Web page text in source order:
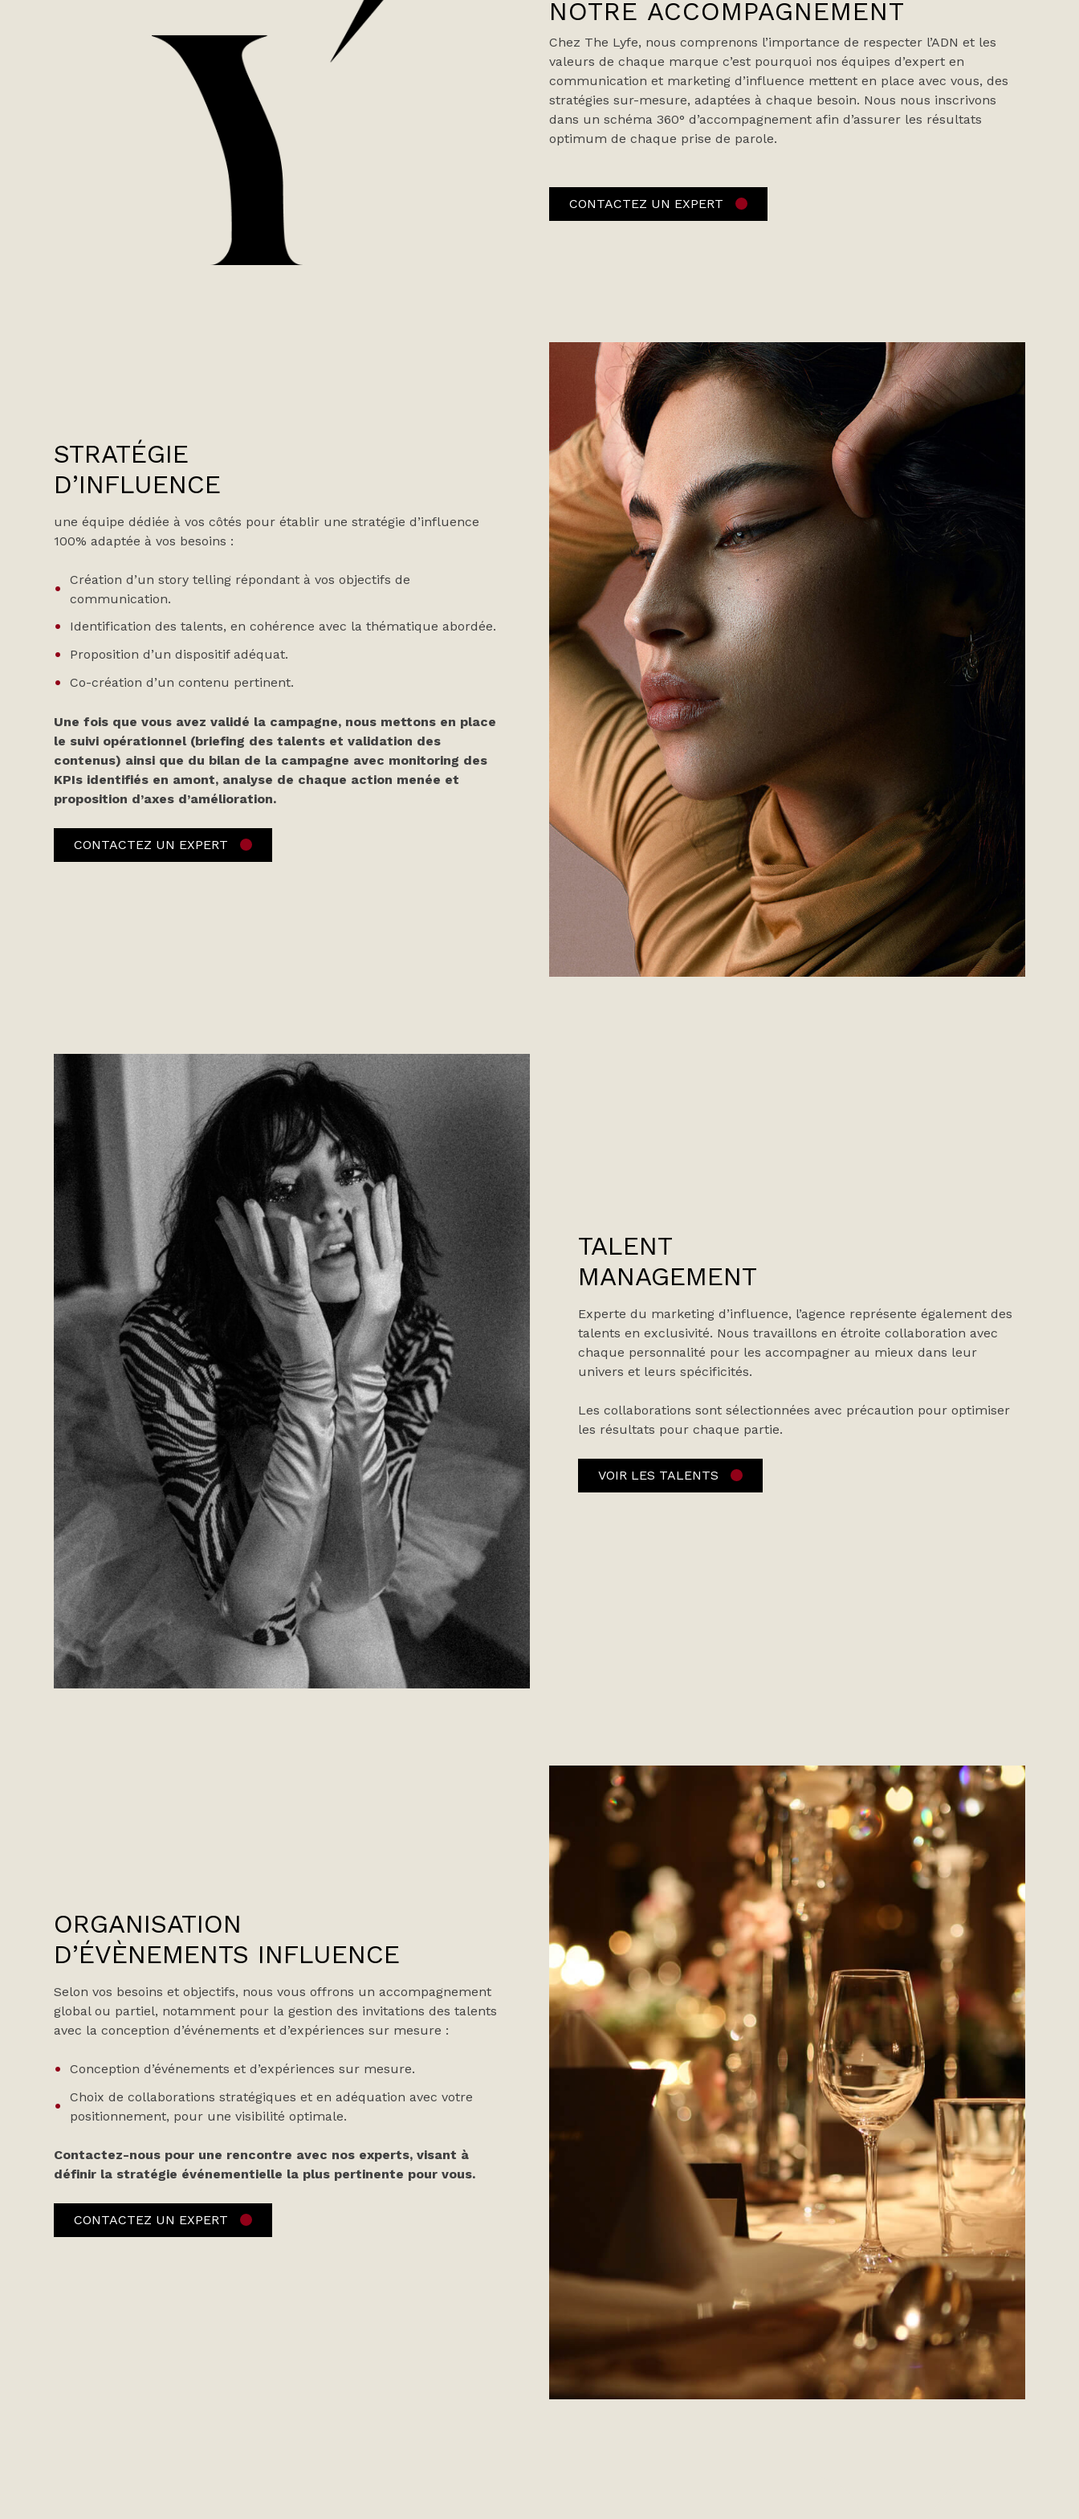
NOTRE ACCOMPAGNEMENT
Chez The Lyfe, nous comprenons l’importance de respecter l’ADN et les
valeurs de chaque marque c’est pourquoi nos équipes d’expert en
communication et marketing d’influence mettent en place avec vous, des
stratégies sur-mesure, adaptées à chaque besoin. Nous nous inscrivons
dans un schéma 360° d’accompagnement afin d’assurer les résultats
optimum de chaque prise de parole.
CONTACTEZ UN EXPERT
STRATÉGIE
D’INFLUENCE
une équipe dédiée à vos côtés pour établir une stratégie d’influence
100% adaptée à vos besoins :
Création d’un story telling répondant à vos objectifs de
communication.
Identification des talents, en cohérence avec la thématique abordée.
Proposition d’un dispositif adéquat.
Co-création d’un contenu pertinent.
Une fois que vous avez validé la campagne, nous mettons en place
le suivi opérationnel (briefing des talents et validation des
contenus) ainsi que du bilan de la campagne avec monitoring des
KPIs identifiés en amont, analyse de chaque action menée et
proposition d’axes d’amélioration.
CONTACTEZ UN EXPERT
TALENT
MANAGEMENT
Experte du marketing d’influence, l’agence représente également des
talents en exclusivité. Nous travaillons en étroite collaboration avec
chaque personnalité pour les accompagner au mieux dans leur
univers et leurs spécificités.
Les collaborations sont sélectionnées avec précaution pour optimiser
les résultats pour chaque partie.
VOIR LES TALENTS
ORGANISATION
D’ÉVÈNEMENTS INFLUENCE
Selon vos besoins et objectifs, nous vous offrons un accompagnement
global ou partiel, notamment pour la gestion des invitations des talents
avec la conception d’événements et d’expériences sur mesure :
Conception d’événements et d’expériences sur mesure.
Choix de collaborations stratégiques et en adéquation avec votre
positionnement, pour une visibilité optimale.
Contactez-nous pour une rencontre avec nos experts, visant à
définir la stratégie événementielle la plus pertinente pour vous.
CONTACTEZ UN EXPERT